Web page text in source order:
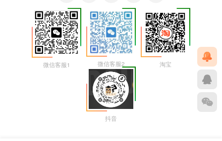
微信客服1 微信客服2 淘宝
抖音